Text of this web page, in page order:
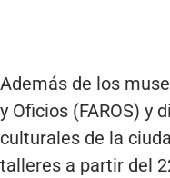
Además de los
y Oficios (FAROS) y
culturales de la
talleres a partir del